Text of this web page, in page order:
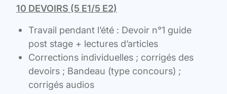
10 DEVOIRS (5 E1/5 E2)
Travail pendant l’été : Devoir n°1 guide
post stage + lectures d’articles
Corrections individuelles ; corrigés des
devoirs ; Bandeau (type concours) ;
corrigés audios